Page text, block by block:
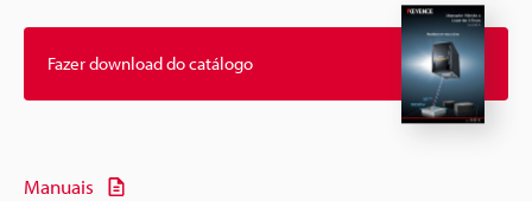
Fazer download do catálogo
Manuais